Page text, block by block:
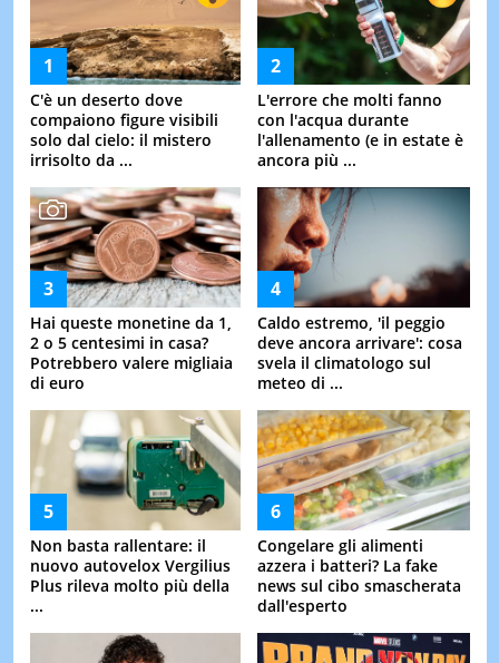
C'è un deserto dove
compaiono figure visibili
solo dal cielo: il mistero
irrisolto da ...
L'errore che molti fanno
con l'acqua durante
l'allenamento (e in estate è
ancora più ...
Hai queste monetine da 1,
2 o 5 centesimi in casa?
Potrebbero valere migliaia
di euro
Caldo estremo, 'il peggio
deve ancora arrivare': cosa
svela il climatologo sul
meteo di ...
Non basta rallentare: il
nuovo autovelox Vergilius
Plus rileva molto più della
...
Congelare gli alimenti
azzera i batteri? La fake
news sul cibo smascherata
dall'esperto